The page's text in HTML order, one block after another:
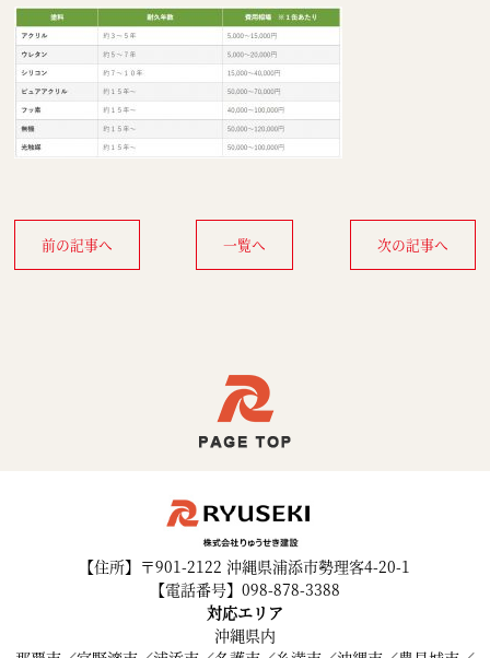
前の記事へ 一覧へ 次の記事へ
【住所】〒901-2122 沖縄県浦添市勢理客4-20-1
【電話番号】098-878-3388
対応エリア
沖縄県内